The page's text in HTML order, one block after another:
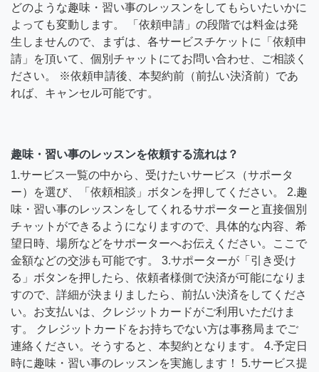
どのような趣味・習い事のレッスンをしてもらいたいかに
よっても変動します。 「依頼申請」の段階では料金は発
生しませんので、まずは、各サービスチケットに「依頼申
請」を頂いて、個別チャットにてお問い合わせ、ご相談く
ださい。 ※依頼申請後、本契約前（前払い決済前）であ
れば、キャンセル可能です。
趣味・習い事のレッスンを依頼する流れは？
1.サービス一覧の中から、受けたいサービス（サポータ
ー）を選び、「依頼相談」ボタンを押してください。 2.趣
味・習い事のレッスンをしてくれるサポーターと直接個別
チャットができるようになりますので、具体的な内容、希
望日時、場所などをサポーターへお伝えください。ここで
金額などの交渉も可能です。 3.サポーターが「引き受け
る」ボタンを押したら、依頼者様側で決済が可能になりま
すので、詳細が決まりましたら、前払い決済をしてくださ
い。お支払いは、クレジットカードがご利用いただけま
す。 クレジットカードをお持ちでない方は事務局までご
連絡ください。そうすると、本契約となります。 4.予定日
時に趣味・習い事のレッスンを実施します！ 5.サービス提